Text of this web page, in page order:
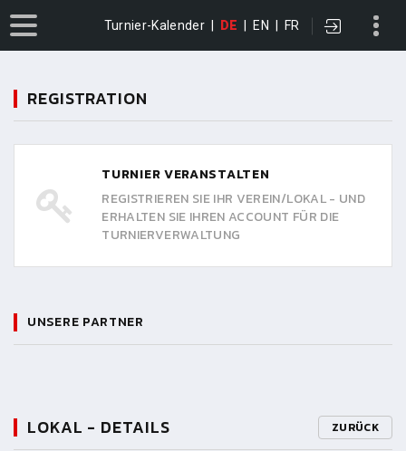
Turnier-Kalender DE EN FR
REGISTRATION
TURNIER VERANSTALTEN
REGISTRIEREN SIE IHR VEREIN/LOKAL - UND
ERHALTEN SIE IHREN ACCOUNT FÜR DIE
TURNIERVERWALTUNG
UNSERE PARTNER
LOKAL - DETAILS ZURÜCK